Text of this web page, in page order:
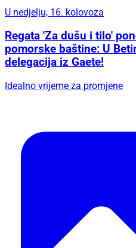
U nedjelju, 16. kolovoza
Regata 'Za dušu i tilo'
pomorske baštine: U
delegacija iz Gaete!
Idealno vrijeme za promjene